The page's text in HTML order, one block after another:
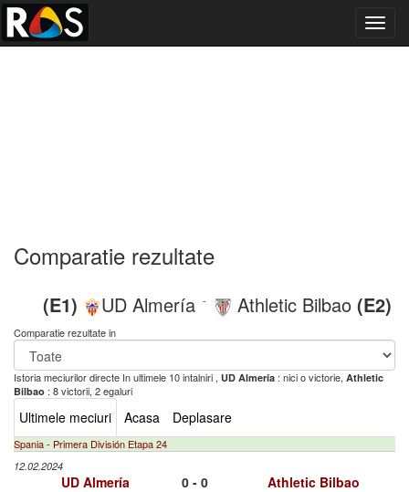
Comparatie rezultate
(E1) UD Almería - Athletic Bilbao (E2)
Comparatie rezultate in
Istoria meciurilor directe In ultimele 10 intalniri , UD Almería : nici o victorie, Athletic
Bilbao : 8 victorii, 2 egaluri
Ultimele meciuri Acasa Deplasare
Spania - Primera División Etapa 24
12.02.2024
UD Almería 0 - 0 Athletic Bilbao